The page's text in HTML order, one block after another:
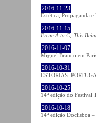
2016-11-23
Estética, Propaganda
2016-11-15
From A to C; This
2016-11-07
Miguel Branco em
2016-10-31
ESTÓRIAS:
2016-10-25
14ª edição do Festival
2016-10-18
14ª edição Doclisboa